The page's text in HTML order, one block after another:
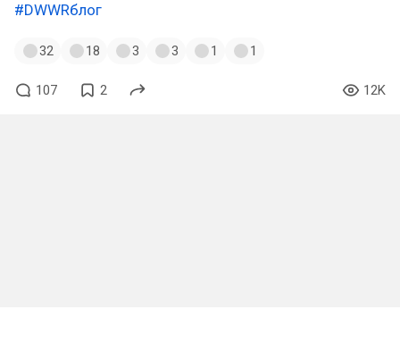
#DWWRблог
32 18 3 3 1 1
107 2 12K